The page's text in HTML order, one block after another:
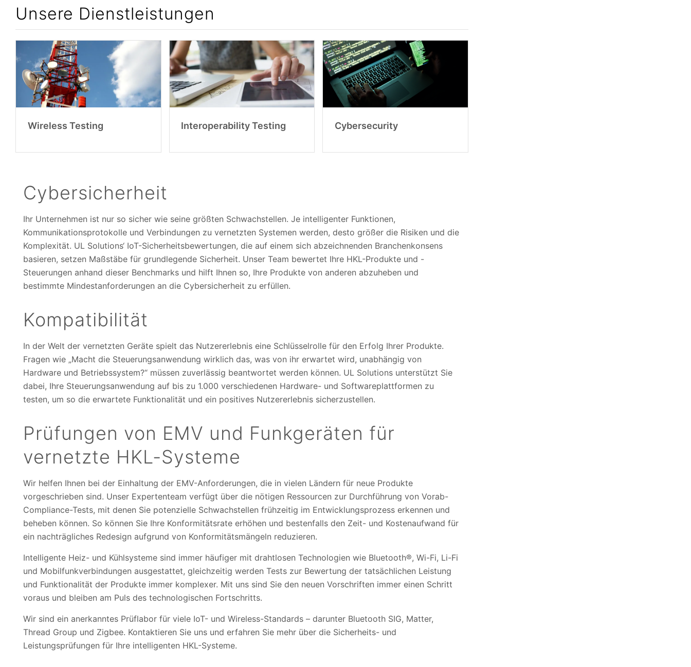
Unsere Dienstleistungen
Wireless Testing Interoperability Testing Cybersecurity
Cybersicherheit
Ihr Unternehmen ist nur so sicher wie seine größten Schwachstellen. Je intelligenter Funktionen,
Kommunikationsprotokolle und Verbindungen zu vernetzten Systemen werden, desto größer die Risiken und die
Komplexität. UL Solutions‘ IoT-Sicherheitsbewertungen, die auf einem sich abzeichnenden Branchenkonsens
basieren, setzen Maßstäbe für grundlegende Sicherheit. Unser Team bewertet Ihre HKL-Produkte und -
Steuerungen anhand dieser Benchmarks und hilft Ihnen so, Ihre Produkte von anderen abzuheben und
bestimmte Mindestanforderungen an die Cybersicherheit zu erfüllen.
Kompatibilität
In der Welt der vernetzten Geräte spielt das Nutzererlebnis eine Schlüsselrolle für den Erfolg Ihrer Produkte.
Fragen wie „Macht die Steuerungsanwendung wirklich das, was von ihr erwartet wird, unabhängig von
Hardware und Betriebssystem?“ müssen zuverlässig beantwortet werden können. UL Solutions unterstützt Sie
dabei, Ihre Steuerungsanwendung auf bis zu 1.000 verschiedenen Hardware- und Softwareplattformen zu
testen, um so die erwartete Funktionalität und ein positives Nutzererlebnis sicherzustellen.
Prüfungen von EMV und Funkgeräten für
vernetzte HKL-Systeme
Wir helfen Ihnen bei der Einhaltung der EMV-Anforderungen, die in vielen Ländern für neue Produkte
vorgeschrieben sind. Unser Expertenteam verfügt über die nötigen Ressourcen zur Durchführung von Vorab-
Compliance-Tests, mit denen Sie potenzielle Schwachstellen frühzeitig im Entwicklungsprozess erkennen und
beheben können. So können Sie Ihre Konformitätsrate erhöhen und bestenfalls den Zeit- und Kostenaufwand für
ein nachträgliches Redesign aufgrund von Konformitätsmängeln reduzieren.
Intelligente Heiz- und Kühlsysteme sind immer häufiger mit drahtlosen Technologien wie Bluetooth®, Wi-Fi, Li-Fi
und Mobilfunkverbindungen ausgestattet, gleichzeitig werden Tests zur Bewertung der tatsächlichen Leistung
und Funktionalität der Produkte immer komplexer. Mit uns sind Sie den neuen Vorschriften immer einen Schritt
voraus und bleiben am Puls des technologischen Fortschritts.
Wir sind ein anerkanntes Prüflabor für viele IoT- und Wireless-Standards – darunter Bluetooth SIG, Matter,
Thread Group und Zigbee. Kontaktieren Sie uns und erfahren Sie mehr über die Sicherheits- und
Leistungsprüfungen für Ihre intelligenten HKL-Systeme.